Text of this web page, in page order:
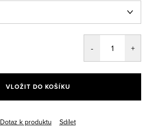
VLOŽIT DO KOŠÍKU
Dotaz k produktu Sdílet